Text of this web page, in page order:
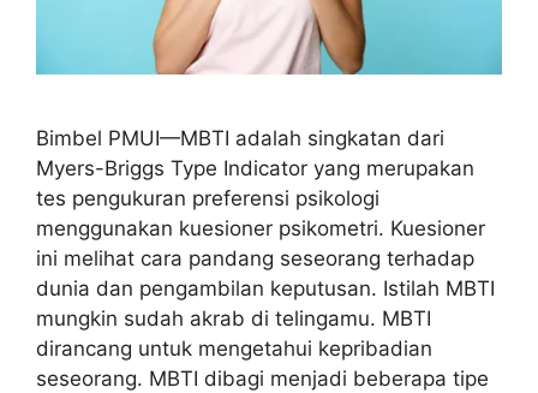
Bimbel PMUI—MBTI adalah singkatan dari
Myers-Briggs Type Indicator yang merupakan
tes pengukuran preferensi psikologi
menggunakan kuesioner psikometri. Kuesioner
ini melihat cara pandang seseorang terhadap
dunia dan pengambilan keputusan. Istilah MBTI
mungkin sudah akrab di telingamu. MBTI
dirancang untuk mengetahui kepribadian
seseorang. MBTI dibagi menjadi beberapa tipe